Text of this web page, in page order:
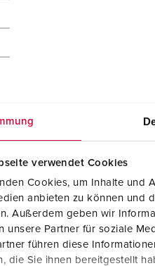
verwendet Cookies
Cookies, um Inhalte und
anbieten zu können und
Außerdem geben wir
unsere Partner für soziale
führen diese
die Sie ihnen bereitgestellt
7408884
EverGUM®
Typ A 7408884